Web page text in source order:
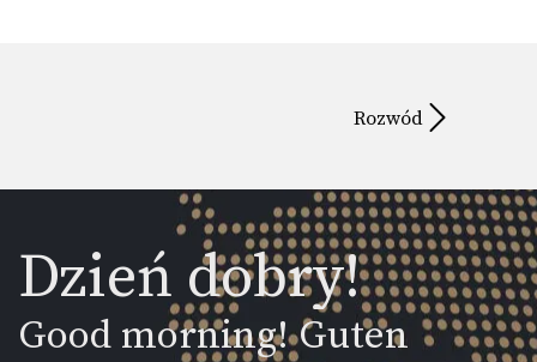
Rozwód
Dzień dobry!
Good morning! Guten